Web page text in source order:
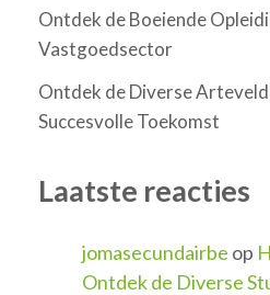
Ontdek de Boeiende
Vastgoedsector
Ontdek de Diverse
Succesvolle Toekomst
Laatste reacties
jomasecundairbe op
Ontdek de Diverse